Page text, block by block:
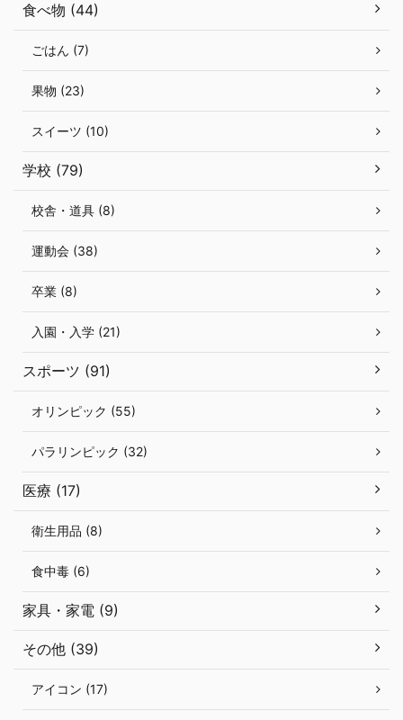
食べ物 (44)
ごはん (7)
果物 (23)
スイーツ (10)
学校 (79)
校舎・道具 (8)
運動会 (38)
卒業 (8)
入園・入学 (21)
スポーツ (91)
オリンピック (55)
パラリンピック (32)
医療 (17)
衛生用品 (8)
食中毒 (6)
家具・家電 (9)
その他 (39)
アイコン (17)